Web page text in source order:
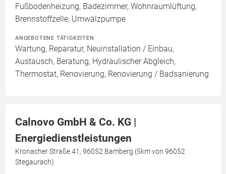
Fußbodenheizung, Badezimmer, Wohnraumlüftung,
Brennstoffzelle, Umwälzpumpe
ANGEBOTENE TÄTIGKEITEN
Wartung, Reparatur, Neuinstallation / Einbau,
Austausch, Beratung, Hydraulischer Abgleich,
Thermostat, Renovierung, Renovierung / Badsanierung
Calnovo GmbH & Co. KG |
Energiedienstleistungen
Kronacher Straße 41, 96052 Bamberg (5km von 96052
Stegaurach)